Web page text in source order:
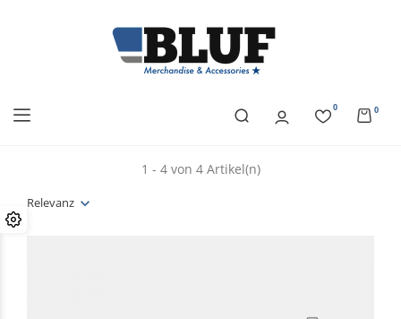
0 0
Relevanz
1 - 4 von 4 Artikel(n)